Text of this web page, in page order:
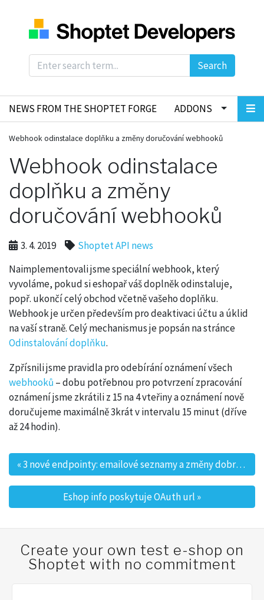
Search
NEWS FROM THE SHOPTET FORGE ADDONS
Webhook odinstalace doplňku a změny doručování webhooků
Webhook odinstalace
doplňku a změny
doručování webhooků
3. 4. 2019
Shoptet API news
Naimplementovali jsme speciální webhook, který
vyvoláme, pokud si eshopař váš doplněk odinstaluje,
popř. ukončí celý obchod včetně vašeho doplňku.
Webhook je určen především pro deaktivaci účtu a úklid
na vaší straně. Celý mechanismus je popsán na stránce
Odinstalování doplňku.
Zpřísnili jsme pravidla pro odebírání oznámení všech
webhooků – dobu potřebnou pro potvrzení zpracování
oznámení jsme zkrátili z 15 na 4 vteřiny a oznámení nově
doručujeme maximálně 3krát v intervalu 15 minut (dříve
až 24 hodin).
Post navigation
«3 nové endpointy: emailové seznamy a změny dobropisů
Eshop info poskytuje OAuth url »
Create your own test e-shop on
Shoptet with no commitment